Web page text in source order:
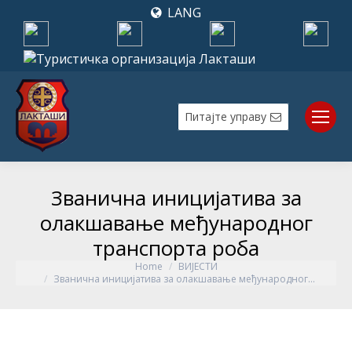
LANG
Питајте управу
Званична иницијатива за
олакшавање међународног
транспорта роба
Home
ВИЈЕСТИ
Званична иницијатива за олакшавање међународног…